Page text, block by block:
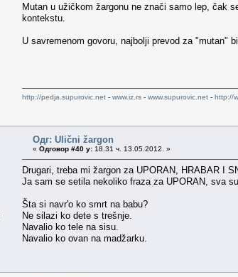
Mutan u užičkom žargonu ne znači samo lep, čak
kontekstu.
U savremenom govoru, najbolji prevod za "mutan"
http://pedja.supurovic.net - www.iz.rs - www.supurovic.net - http://
Одг: Ulični žargon
« Одговор #40 у: 18.31 ч. 13.05.2012. »
Drugari, treba mi žargon za UPORAN, HRABAR I
Ja sam se setila nekoliko fraza za UPORAN, sva
Šta si navr'o ko smrt na babu?
Ne silazi ko dete s trešnje.
Navalio ko tele na sisu.
Navalio ko ovan na madžarku.